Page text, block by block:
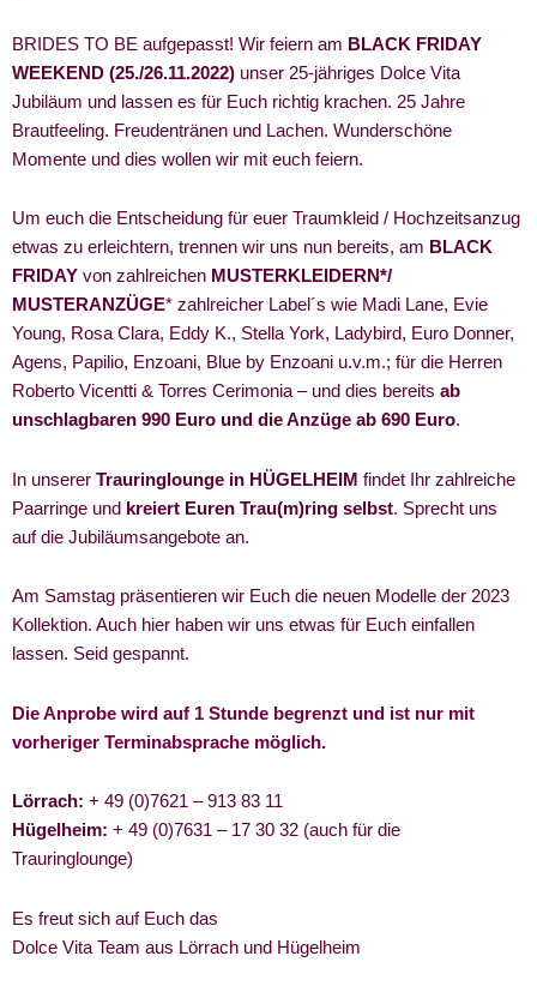
BRIDES TO BE aufgepasst! Wir feiern am BLACK FRIDAY
WEEKEND (25./26.11.2022) unser 25-jähriges Dolce Vita
Jubiläum und lassen es für Euch richtig krachen. 25 Jahre
Brautfeeling. Freudentränen und Lachen. Wunderschöne
Momente und dies wollen wir mit euch feiern.
Um euch die Entscheidung für euer Traumkleid / Hochzeitsanzug
etwas zu erleichtern, trennen wir uns nun bereits, am BLACK
FRIDAY von zahlreichen MUSTERKLEIDERN*/
MUSTERANZÜGE* zahlreicher Label´s wie Madi Lane, Evie
Young, Rosa Clara, Eddy K., Stella York, Ladybird, Euro Donner,
Agens, Papilio, Enzoani, Blue by Enzoani u.v.m.; für die Herren
Roberto Vicentti & Torres Cerimonia – und dies bereits ab
unschlagbaren 990 Euro und die Anzüge ab 690 Euro.
In unserer Trauringlounge in HÜGELHEIM findet Ihr zahlreiche
Paarringe und kreiert Euren Trau(m)ring selbst. Sprecht uns
auf die Jubiläumsangebote an.
Am Samstag präsentieren wir Euch die neuen Modelle der 2023
Kollektion. Auch hier haben wir uns etwas für Euch einfallen
lassen. Seid gespannt.
Die Anprobe wird auf 1 Stunde begrenzt und ist nur mit
vorheriger Terminabsprache möglich.
Lörrach: + 49 (0)7621 – 913 83 11
Hügelheim: + 49 (0)7631 – 17 30 32 (auch für die
Trauringlounge)
Es freut sich auf Euch das
Dolce Vita Team aus Lörrach und Hügelheim